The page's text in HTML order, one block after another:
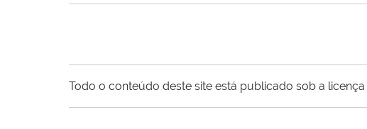
Todo o conteúdo deste site está publicado sob a licença